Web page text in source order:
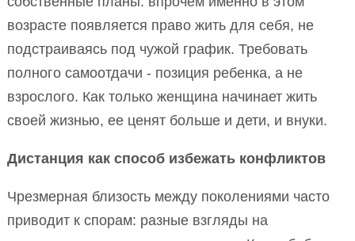
возрасте появляется право жить для себя, не
подстраиваясь под чужой график. Требовать
полного самоотдачи - позиция ребенка, а не
взрослого. Как только женщина начинает жить
своей жизнью, ее ценят больше и дети, и внуки.
Дистанция как способ избежать конфликтов
Чрезмерная близость между поколениями часто
приводит к спорам: разные взгляды на